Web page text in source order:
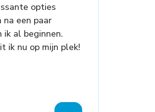
opties
na een paar
ik al beginnen.
ik nu op mijn plek!